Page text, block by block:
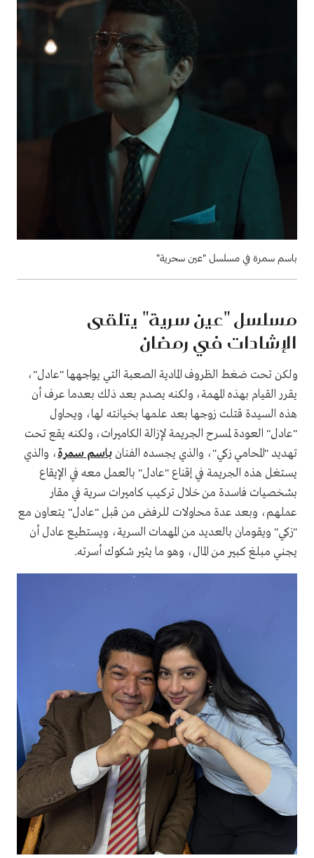
باسم سمرة في مسلسل "عين سحرية"
مسلسل "عين سرية" يتلقى
الإشادات في رمضان
ولكن تحت ضغط الظروف المادية الصعبة التي يواجهها "عادل"،
يقرر القيام بهذه المهمة، ولكنه يصدم بعد ذلك بعدما عرف أن
هذه السيدة قتلت زوجها بعد علمها بخيانته لها، ويحاول
"عادل" العودة لمسرح الجريمة لإزالة الكاميرات، ولكنه يقع تحت
تهديد "المحامي زكي"، والذي يجسده الفنان باسم سمرة، والذي
يستغل هذه الجريمة في إقناع "عادل" بالعمل معه في الإيقاع
بشخصيات فاسدة من خلال تركيب كاميرات سرية في مقار
عملهم، وبعد عدة محاولات للرفض من قبل "عادل" يتعاون مع
"زكي" ويقومان بالعديد من المهمات السرية، ويستطيع عادل أن
يجني مبلغ كبير من المال، وهو ما يثير شكوك أسرته.